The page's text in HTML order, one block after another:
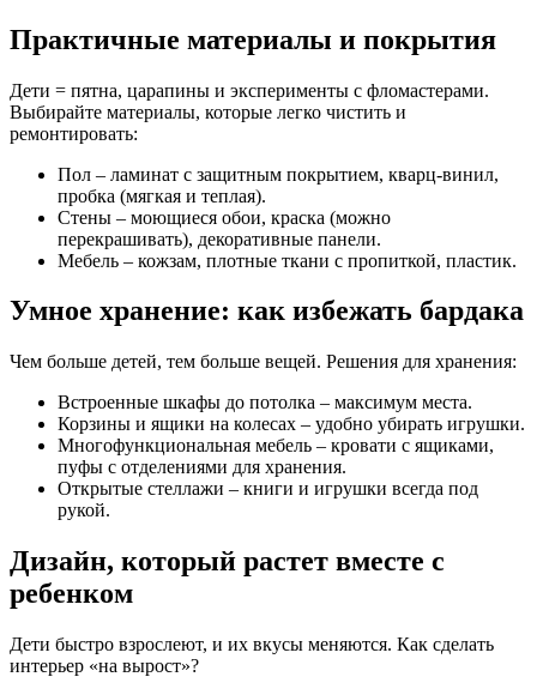
Практичные материалы и покрытия
Дети = пятна, царапины и эксперименты с фломастерами.
Выбирайте материалы, которые легко чистить и
ремонтировать:
Пол – ламинат с защитным покрытием, кварц-винил,
пробка (мягкая и теплая).
Стены – моющиеся обои, краска (можно
перекрашивать), декоративные панели.
Мебель – кожзам, плотные ткани с пропиткой, пластик.
Умное хранение: как избежать бардака
Чем больше детей, тем больше вещей. Решения для хранения:
Встроенные шкафы до потолка – максимум места.
Корзины и ящики на колесах – удобно убирать игрушки.
Многофункциональная мебель – кровати с ящиками,
пуфы с отделениями для хранения.
Открытые стеллажи – книги и игрушки всегда под
рукой.
Дизайн, который растет вместе с
ребенком
Дети быстро взрослеют, и их вкусы меняются. Как сделать
интерьер «на вырост»?